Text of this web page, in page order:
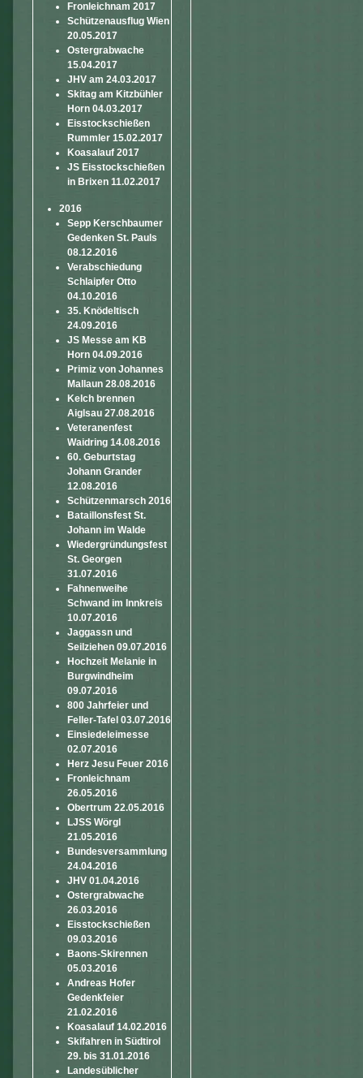
Fronleichnam 2017
Schützenausflug Wien
20.05.2017
Ostergrabwache
15.04.2017
JHV am 24.03.2017
Skitag am Kitzbühler
Horn 04.03.2017
Eisstockschießen
Rummler 15.02.2017
Koasalauf 2017
JS Eisstockschießen
in Brixen 11.02.2017
2016
Sepp Kerschbaumer
Gedenken St. Pauls
08.12.2016
Verabschiedung
Schlaipfer Otto
04.10.2016
35. Knödeltisch
24.09.2016
JS Messe am KB
Horn 04.09.2016
Primiz von Johannes
Mallaun 28.08.2016
Kelch brennen
Aiglsau 27.08.2016
Veteranenfest
Waidring 14.08.2016
60. Geburtstag
Johann Grander
12.08.2016
Schützenmarsch 2016
Bataillonsfest St.
Johann im Walde
Wiedergründungsfest
St. Georgen
31.07.2016
Fahnenweihe
Schwand im Innkreis
10.07.2016
Jaggassn und
Seilziehen 09.07.2016
Hochzeit Melanie in
Burgwindheim
09.07.2016
800 Jahrfeier und
Feller-Tafel 03.07.2016
Einsiedeleimesse
02.07.2016
Herz Jesu Feuer 2016
Fronleichnam
26.05.2016
Obertrum 22.05.2016
LJSS Wörgl
21.05.2016
Bundesversammlung
24.04.2016
JHV 01.04.2016
Ostergrabwache
26.03.2016
Eisstockschießen
09.03.2016
Baons-Skirennen
05.03.2016
Andreas Hofer
Gedenkfeier
21.02.2016
Koasalauf 14.02.2016
Skifahren in Südtirol
29. bis 31.01.2016
Landesüblicher